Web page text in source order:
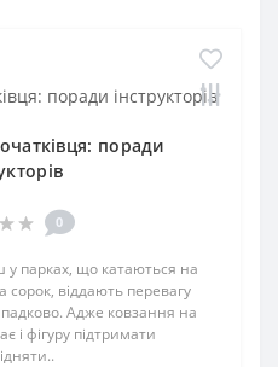
поради
0
у парках, що катаються на
сорок, віддають перевагу
Адже ковзання на
і фігуру підтримати